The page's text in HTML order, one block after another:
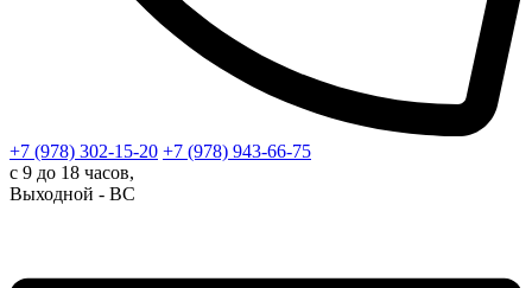
+7 (978) 302-15-20 +7 (978) 943-66-75
с 9 до 18 часов,
Выходной - ВС